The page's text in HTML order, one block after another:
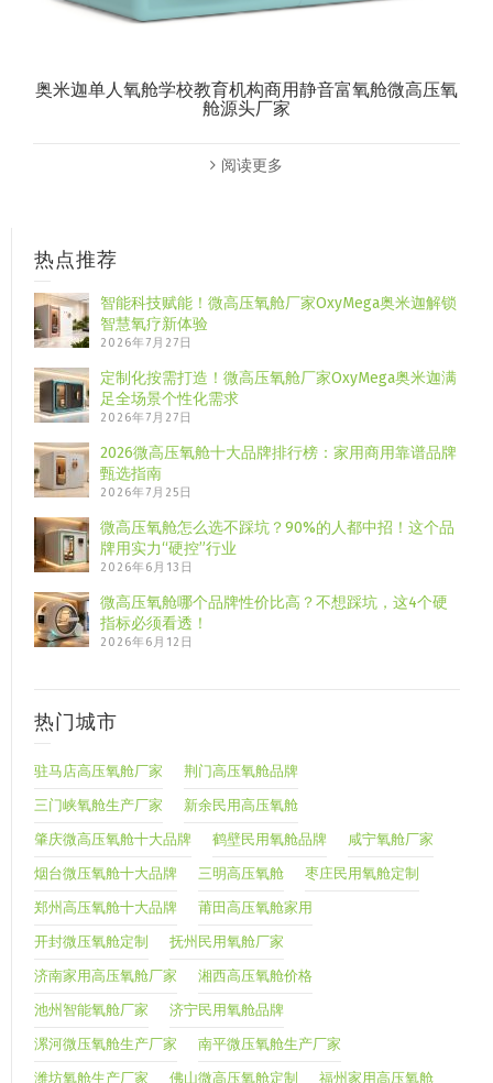
奥米迦单人氧舱学校教育机构商用静音富氧舱微高压氧
舱源头厂家
阅读更多
热点推荐
智能科技赋能！微高压氧舱厂家OxyMega奥米迦解锁
智慧氧疗新体验
2026年7月27日
定制化按需打造！微高压氧舱厂家OxyMega奥米迦满
足全场景个性化需求
2026年7月27日
2026微高压氧舱十大品牌排行榜：家用商用靠谱品牌
甄选指南
2026年7月25日
微高压氧舱怎么选不踩坑？90%的人都中招！这个品
牌用实力“硬控”行业
2026年6月13日
微高压氧舱哪个品牌性价比高？不想踩坑，这4个硬
指标必须看透！
2026年6月12日
热门城市
驻马店高压氧舱厂家 荆门高压氧舱品牌
三门峡氧舱生产厂家 新余民用高压氧舱
肇庆微高压氧舱十大品牌 鹤壁民用氧舱品牌 咸宁氧舱厂家
烟台微压氧舱十大品牌 三明高压氧舱 枣庄民用氧舱定制
郑州高压氧舱十大品牌 莆田高压氧舱家用
开封微压氧舱定制 抚州民用氧舱厂家
济南家用高压氧舱厂家 湘西高压氧舱价格
池州智能氧舱厂家 济宁民用氧舱品牌
漯河微压氧舱生产厂家 南平微压氧舱生产厂家
潍坊氧舱生产厂家 佛山微高压氧舱定制 福州家用高压氧舱